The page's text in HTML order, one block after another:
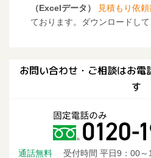
（Excelデータ）
見積もり依
ております。ダウンロードして
お問い合わせ・ご相談はお電
す
通話無料 受付時間 平日9：00～